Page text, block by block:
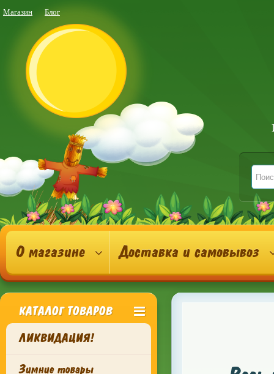
Магазин Блог
О магазине Доставка и самовывоз
КАТАЛОГ ТОВАРОВ
ЛИКВИДАЦИЯ!
Зимние товары